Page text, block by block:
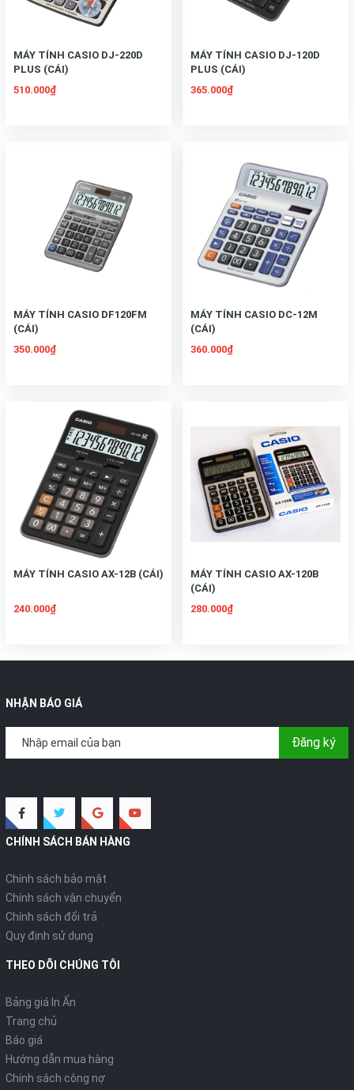
MÁY TÍNH CASIO DJ-220D
PLUS (CÁI)
510.000₫
MÁY TÍNH CASIO DJ-120D
PLUS (CÁI)
365.000₫
MÁY TÍNH CASIO DF120FM
(CÁI)
350.000₫
MÁY TÍNH CASIO DC-12M
(CÁI)
360.000₫
MÁY TÍNH CASIO AX-12B (CÁI)
240.000₫
MÁY TÍNH CASIO AX-120B
(CÁI)
280.000₫
NHẬN BÁO GIÁ
Đăng ký
CHÍNH SÁCH BÁN HÀNG
Chính sách bảo mật
Chính sách vận chuyển
Chính sách đổi trả
Quy định sử dụng
THEO DÕI CHÚNG TÔI
Bảng giá In Ấn
Trang chủ
Báo giá
Hướng dẫn mua hàng
Chính sách công nợ